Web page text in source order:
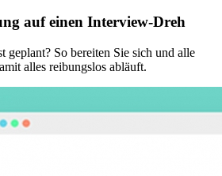
auf einen Interview-Dreh
So bereiten Sie sich und alle
alles reibungslos abläuft.